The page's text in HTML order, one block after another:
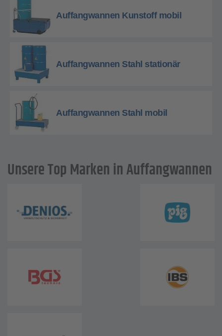
Auffangwannen Kunstoff mobil
Auffangwannen Stahl stationär
Auffangwannen Stahl mobil
Unsere Top Marken in Auffangwannen